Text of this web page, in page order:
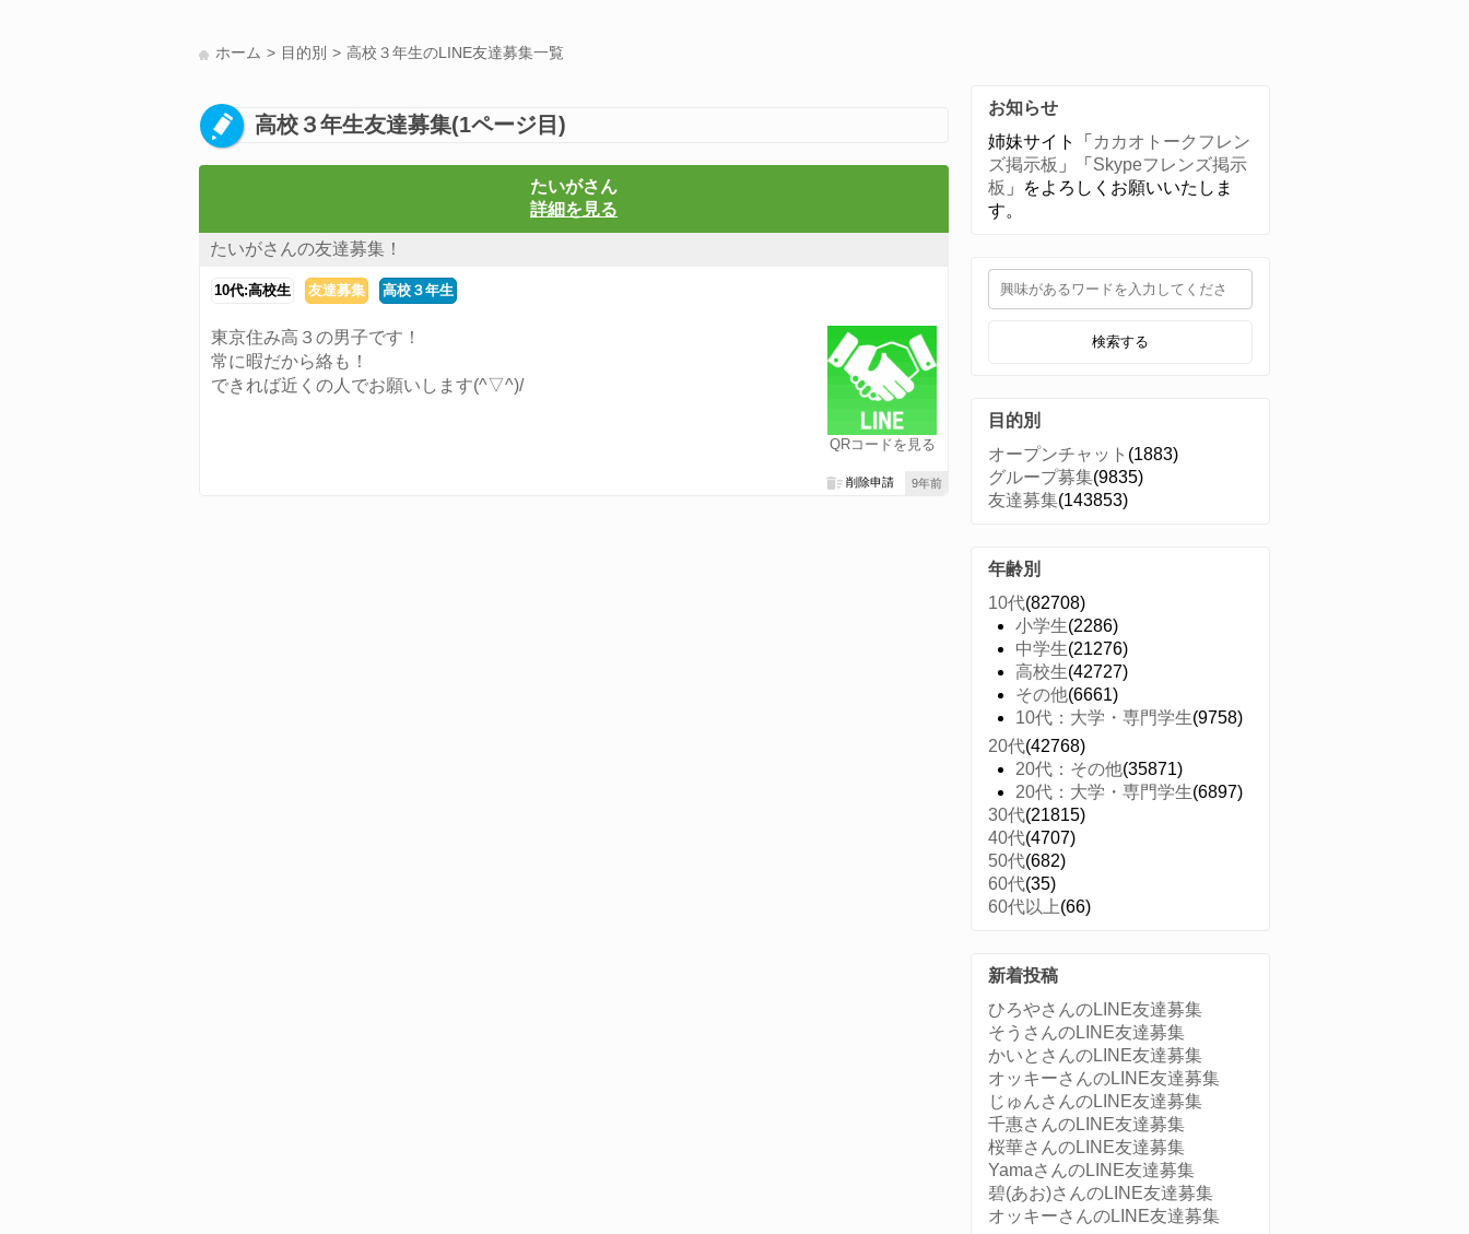
ホーム 目的別 高校３年生のLINE友達募集一覧
高校３年生友達募集(1ページ目)
たいがさん
詳細を見る
たいがさんの友達募集！
10代:高校生 友達募集 高校３年生
QRコードを見る
東京住み高３の男子です！
常に暇だから絡も！
できれば近くの人でお願いします(^▽^)/
9年前
削除申請
お知らせ
姉妹サイト「 カカオトークフレン
ズ掲示板 」「 Skypeフレンズ掲示
板 」をよろしくお願いいたしま
す。
検索する
目的別
オープンチャット (1883)
グループ募集(9835)
友達募集(143853)
年齢別
10代(82708)
小学生(2286)
中学生(21276)
高校生(42727)
その他(6661)
10代：大学・専門学生(9758)
20代(42768)
20代：その他(35871)
20代：大学・専門学生(6897)
30代(21815)
40代(4707)
50代(682)
60代(35)
60代以上(66)
新着投稿
ひろやさんのLINE友達募集
そうさんのLINE友達募集
かいとさんのLINE友達募集
オッキーさんのLINE友達募集
じゅんさんのLINE友達募集
千惠さんのLINE友達募集
桜華さんのLINE友達募集
YamaさんのLINE友達募集
碧(あお)さんのLINE友達募集
オッキーさんのLINE友達募集